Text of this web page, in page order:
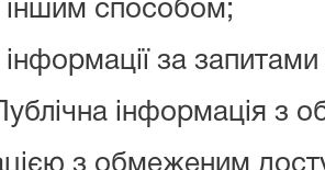
способом;
за
інформація з
з обмеженим